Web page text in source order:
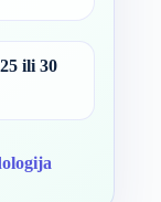
ili 30